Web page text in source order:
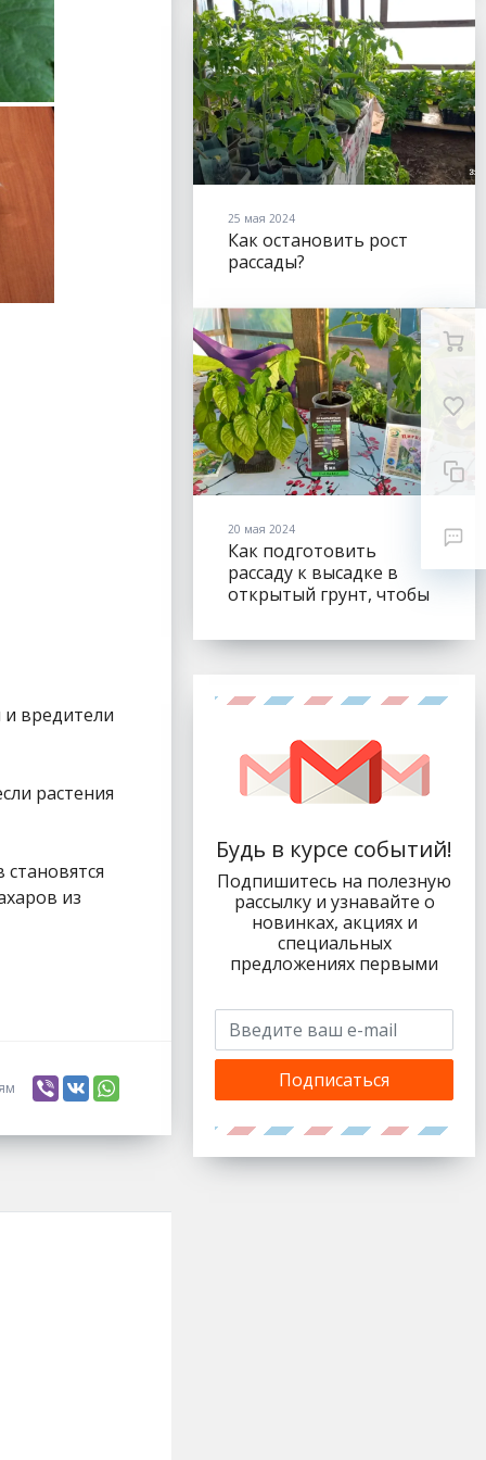
и вредители
растения
из
25 мая 2024
Как остановить рост
рассады?
20 мая 2024
Как подготовить
рассаду к высадке в
открытый грунт, чтобы
Будь в курсе событий!
Подпишитесь на полезную
рассылку и узнавайте о
новинках, акциях и
специальных
предложениях первыми
Подписаться